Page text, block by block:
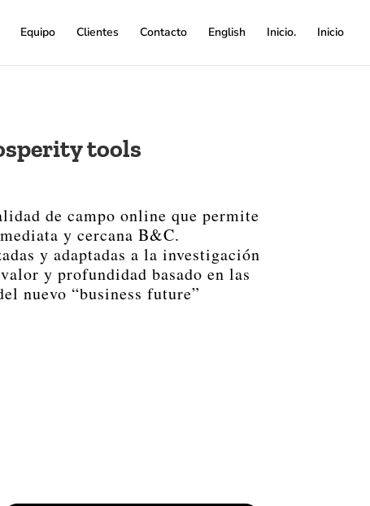
Equipo Clientes Contacto English Inicio. Inicio
tools
de campo online que permite
y cercana B&C.
y adaptadas a la investigación
y profundidad basado en las
nuevo “business future”